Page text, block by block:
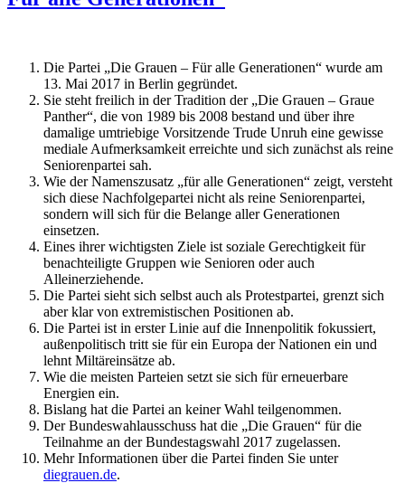
Die Partei „Die Grauen – Für alle Generationen“ wurde am
13. Mai 2017 in Berlin gegründet.
Sie steht freilich in der Tradition der „Die Grauen – Graue
Panther“, die von 1989 bis 2008 bestand und über ihre
damalige umtriebige Vorsitzende Trude Unruh eine gewisse
mediale Aufmerksamkeit erreichte und sich zunächst als reine
Seniorenpartei sah.
Wie der Namenszusatz „für alle Generationen“ zeigt, versteht
sich diese Nachfolgepartei nicht als reine Seniorenpartei,
sondern will sich für die Belange aller Generationen
einsetzen.
Eines ihrer wichtigsten Ziele ist soziale Gerechtigkeit für
benachteiligte Gruppen wie Senioren oder auch
Alleinerziehende.
Die Partei sieht sich selbst auch als Protestpartei, grenzt sich
aber klar von extremistischen Positionen ab.
Die Partei ist in erster Linie auf die Innenpolitik fokussiert,
außenpolitisch tritt sie für ein Europa der Nationen ein und
lehnt Miltäreinsätze ab.
Wie die meisten Parteien setzt sie sich für erneuerbare
Energien ein.
Bislang hat die Partei an keiner Wahl teilgenommen.
Der Bundeswahlausschuss hat die „Die Grauen“ für die
Teilnahme an der Bundestagswahl 2017 zugelassen.
Mehr Informationen über die Partei finden Sie unter
diegrauen.de.